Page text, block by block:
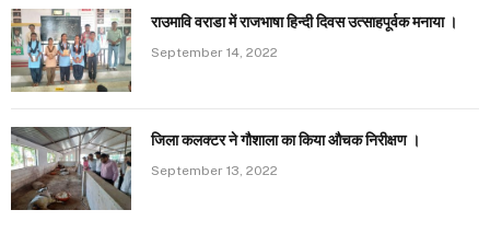
राउमावि वराडा में राजभाषा हिन्दी दिवस उत्साहपूर्वक मनाया ।
September 14, 2022
जिला कलक्टर ने गौशाला का किया औचक निरीक्षण ।
September 13, 2022